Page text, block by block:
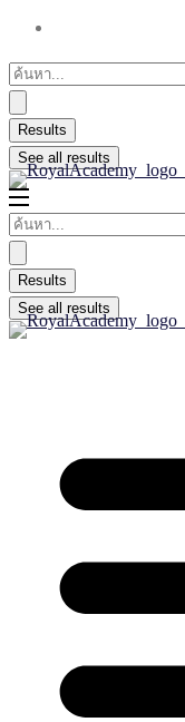
Results
See all results
Results
See all results